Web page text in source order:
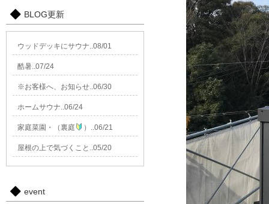
BLOG更新
ウッドデッキにサウナ..08/01
酷暑..07/24
※お客様へ、お知らせ..06/30
ホームサウナ..06/24
家庭菜園・（裏庭 ）..06/21
屋根の上で気づくこと..05/20
event